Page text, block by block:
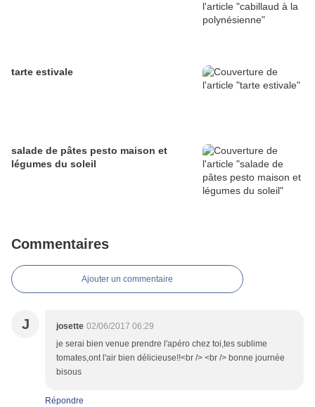
tarte estivale
salade de pâtes pesto maison et
légumes du soleil
Commentaires
Ajouter un commentaire
J josette 02/06/2017 06:29
je serai bien venue prendre l'apéro chez toi,tes sublime
tomates,ont l'air bien délicieuse!!<br /> <br /> bonne journée
bisous
Répondre